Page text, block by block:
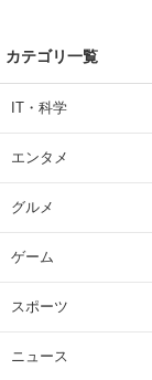
カテゴリ一覧
IT・科学
エンタメ
グルメ
ゲーム
スポーツ
ニュース